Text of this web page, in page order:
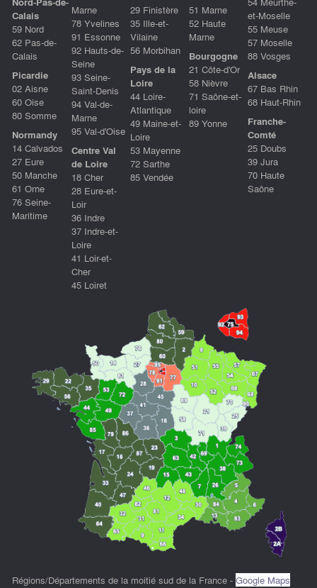
Calais
59 Nord
62 Pas-de-
Calais
Picardie
02 Aisne
60 Oise
80 Somme
Normandy
14 Calvados
27 Eure
50 Manche
61 Orne
76 Seine-
Maritime
Marne
78 Yvelines
91 Essonne
92 Hauts-de-
Seine
93 Seine-
Saint-Denis
94 Val-de-
Marne
95 Val-d'Oise
Centre Val
de Loire
18 Cher
28 Eure-et-
Loir
36 Indre
37 Indre-et-
Loire
41 Loir-et-
Cher
45 Loiret
29 Finistère
35 Ille-et-
Vilaine
56 Morbihan
Pays de la
Loire
44 Loire-
Atlantique
49 Maine-et-
Loire
53 Mayenne
72 Sarthe
85 Vendée
51 Marne
52 Haute
Marne
Bourgogne
21 Côte-d'Or
58 Nièvre
71 Saône-et-
loire
89 Yonne
et-Moselle
55 Meuse
57 Moselle
88 Vosges
Alsace
67 Bas Rhin
68 Haut-Rhin
Franche-
Comté
25 Doubs
39 Jura
70 Haute
Saône
Régions/Départements de la moitié sud de la France - Google Maps